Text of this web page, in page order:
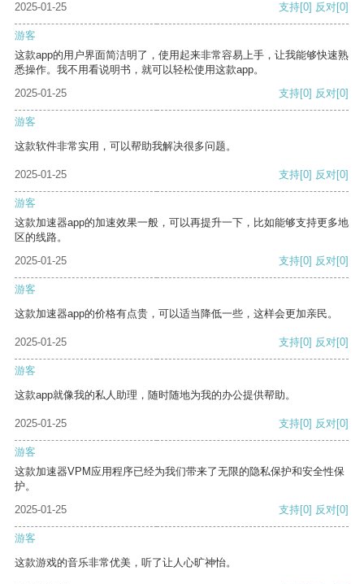
2025-01-25
支持[0] 反对[0]
游客
这款app的用户界面简洁明了，使用起来非常容易上手，让我能够快速熟
悉操作。我不用看说明书，就可以轻松使用这款app。
2025-01-25
支持[0] 反对[0]
游客
这款软件非常实用，可以帮助我解决很多问题。
2025-01-25 支持[0] 反对[0]
游客
这款加速器app的加速效果一般，可以再提升一下，比如能够支持更多地
区的线路。
2025-01-25
支持[0] 反对[0]
游客
这款加速器app的价格有点贵，可以适当降低一些，这样会更加亲民。
2025-01-25 支持[0] 反对[0]
游客
这款app就像我的私人助理，随时随地为我的办公提供帮助。
2025-01-25 支持[0] 反对[0]
游客
这款加速器VPM应用程序已经为我们带来了无限的隐私保护和安全性保
护。
2025-01-25
支持[0] 反对[0]
游客
这款游戏的音乐非常优美，听了让人心旷神怡。